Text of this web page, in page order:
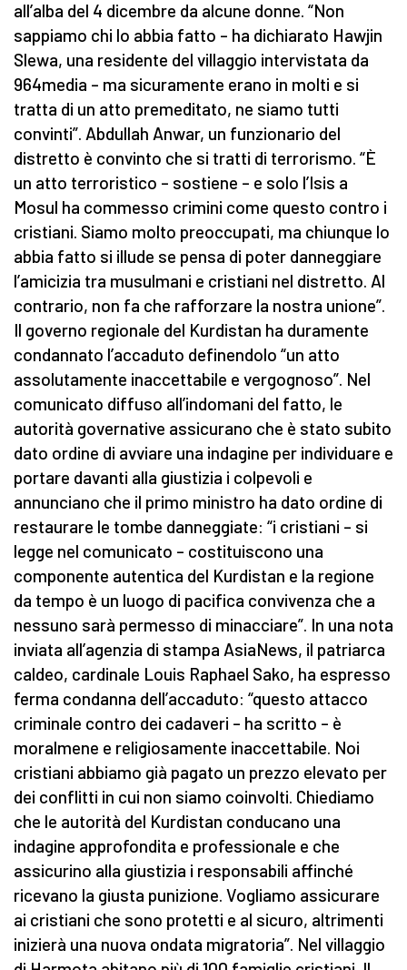
all’alba del 4 dicembre da alcune donne. “Non
sappiamo chi lo abbia fatto – ha dichiarato Hawjin
Slewa, una residente del villaggio intervistata da
964media – ma sicuramente erano in molti e si
tratta di un atto premeditato, ne siamo tutti
convinti”. Abdullah Anwar, un funzionario del
distretto è convinto che si tratti di terrorismo. “È
un atto terroristico – sostiene – e solo l’Isis a
Mosul ha commesso crimini come questo contro i
cristiani. Siamo molto preoccupati, ma chiunque lo
abbia fatto si illude se pensa di poter danneggiare
l’amicizia tra musulmani e cristiani nel distretto. Al
contrario, non fa che rafforzare la nostra unione”.
Il governo regionale del Kurdistan ha duramente
condannato l’accaduto definendolo “un atto
assolutamente inaccettabile e vergognoso”. Nel
comunicato diffuso all’indomani del fatto, le
autorità governative assicurano che è stato subito
dato ordine di avviare una indagine per individuare e
portare davanti alla giustizia i colpevoli e
annunciano che il primo ministro ha dato ordine di
restaurare le tombe danneggiate: “i cristiani – si
legge nel comunicato – costituiscono una
componente autentica del Kurdistan e la regione
da tempo è un luogo di pacifica convivenza che a
nessuno sarà permesso di minacciare”. In una nota
inviata all’agenzia di stampa AsiaNews, il patriarca
caldeo, cardinale Louis Raphael Sako, ha espresso
ferma condanna dell’accaduto: “questo attacco
criminale contro dei cadaveri – ha scritto – è
moralmene e religiosamente inaccettabile. Noi
cristiani abbiamo già pagato un prezzo elevato per
dei conflitti in cui non siamo coinvolti. Chiediamo
che le autorità del Kurdistan conducano una
indagine approfondita e professionale e che
assicurino alla giustizia i responsabili affinché
ricevano la giusta punizione. Vogliamo assicurare
ai cristiani che sono protetti e al sicuro, altrimenti
inizierà una nuova ondata migratoria”. Nel villaggio